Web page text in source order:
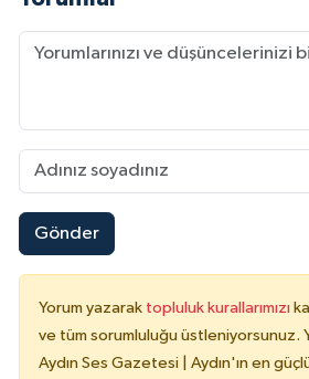
Gönder
Yorum yazarak topluluk kurallarımızı
ve tüm sorumluluğu üstleniyorsunuz.
Aydın Ses Gazetesi | Aydın'ın en